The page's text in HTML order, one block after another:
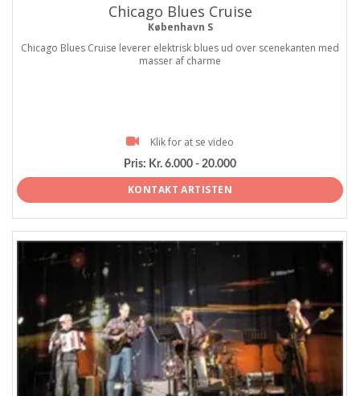
Chicago Blues Cruise
København S
Chicago Blues Cruise leverer elektrisk blues ud over scenekanten med
masser af charme
Klik for at se video
Pris: Kr. 6.000 - 20.000
KONTAKT ARTISTEN